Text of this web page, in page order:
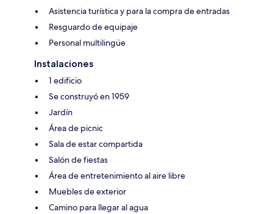
Asistencia turística y para la compra de entradas
Resguardo de equipaje
Personal multilingüe
Instalaciones
1 edificio
Se construyó en 1959
Jardín
Área de picnic
Sala de estar compartida
Salón de fiestas
Área de entretenimiento al aire libre
Muebles de exterior
Camino para llegar al agua